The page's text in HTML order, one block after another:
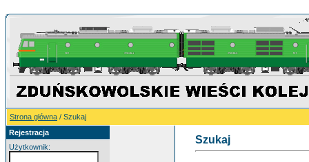
Strona główna / Szukaj
Rejestracja
Użytkownik:
Szukaj